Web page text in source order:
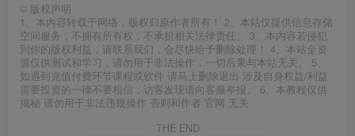
© 版权声明
1、本内容转载于网络，版权归原作者所有！ 2、本站仅提供信息存储
空间服务，不拥有所有权，不承担相关法律责任。 3、本内容若侵犯
到你的版权利益，请联系我们，会尽快给予删除处理！ 4、本站全资
源仅供测试和学习，请勿用于非法操作，一切后果与本站无关。 5、
如遇到充值付费环节课程或软件 请马上删除退出 涉及自身权益/利益
需要投资的一律不要相信，访客发现请向客服举报。 6、本教程仅供
揭秘 请勿用于非法违规操作 否则和作者 官网 无关
THE END